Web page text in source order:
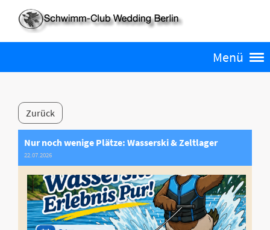
Menü
Zurück
Nur noch wenige Plätze: Wasserski & Zeltlager
22.07.2026